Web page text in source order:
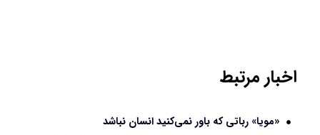
اخبار مرتبط
«مویا» رباتی که باور نمی‌کنید انسان نباشد